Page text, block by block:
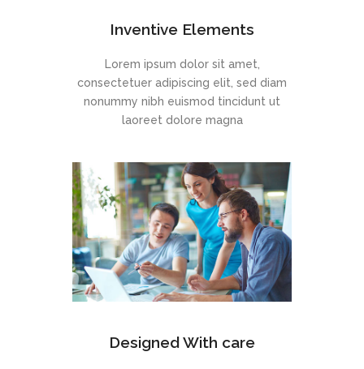
Inventive Elements
Lorem ipsum dolor sit amet,
consectetuer adipiscing elit, sed diam
nonummy nibh euismod tincidunt ut
laoreet dolore magna
Designed With care